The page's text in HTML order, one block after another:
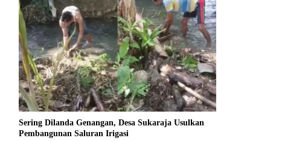
Sering Dilanda Genangan, Desa Sukaraja Usulkan
Pembangunan Saluran Irigasi